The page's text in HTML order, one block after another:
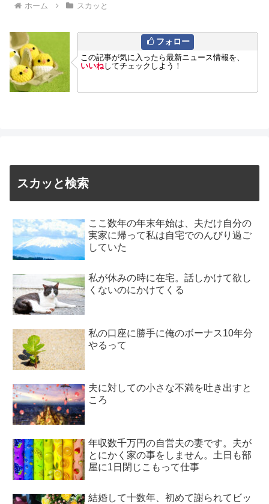
ホーム スカッと
フォロー
この記事が気に入ったら最新ニュース情報を、
いいねしてチェックしよう！
スカッと検索
ここ数年の年末年始は、夫だけ自分の
実家に帰って私は自宅でのんびり過ご
していた
私が休みの時に在宅。話しかけて欲し
くないのにかけてくる
私の口座に勝手に俺のボーナス10年分
やるって
夫に対しての小さな不満を吐き出すと
ころ
年収数千万円の自営夫の妻です。夫が
とにかく家の事をしません。土日も部
屋に1日閉じこもって仕事
結婚して十数年、初めて謝られてビッ